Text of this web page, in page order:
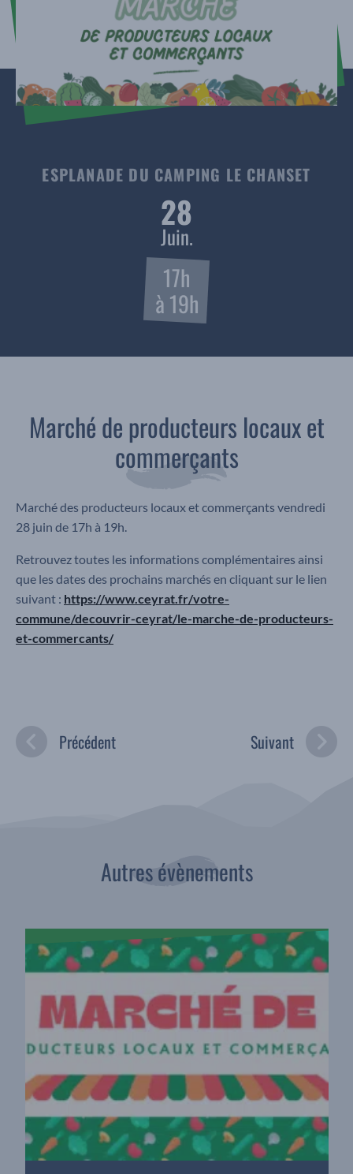
ESPLANADE DU CAMPING LE CHANSET
28
Juin.
17h
à 19h
Marché de producteurs locaux et
commerçants
Marché des producteurs locaux et commerçants vendredi
28 juin de 17h à 19h.
Retrouvez toutes les informations complémentaires ainsi
que les dates des prochains marchés en cliquant sur le lien
suivant : https://www.ceyrat.fr/votre-
commune/decouvrir-ceyrat/le-marche-de-producteurs-
et-commercants/
Précédent Suivant
Autres évènements